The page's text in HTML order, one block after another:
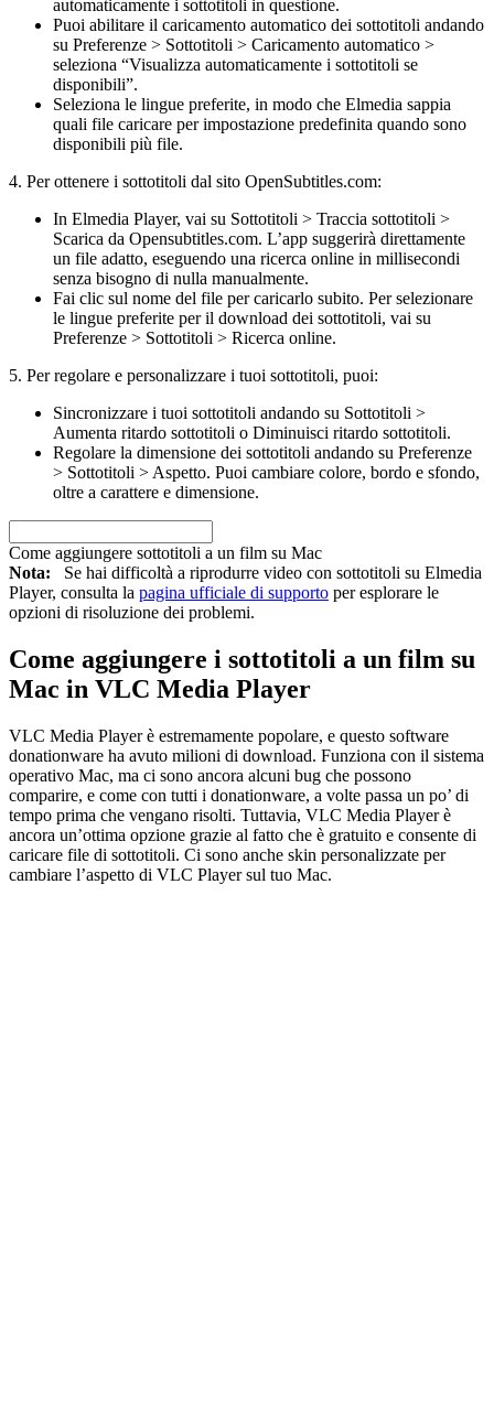
automaticamente i sottotitoli in questione.
Puoi abilitare il caricamento automatico dei sottotitoli andando
su Preferenze > Sottotitoli > Caricamento automatico >
seleziona “Visualizza automaticamente i sottotitoli se
disponibili”.
Seleziona le lingue preferite, in modo che Elmedia sappia
quali file caricare per impostazione predefinita quando sono
disponibili più file.
4. Per ottenere i sottotitoli dal sito OpenSubtitles.com:
In Elmedia Player, vai su Sottotitoli > Traccia sottotitoli >
Scarica da Opensubtitles.com. L’app suggerirà direttamente
un file adatto, eseguendo una ricerca online in millisecondi
senza bisogno di nulla manualmente.
Fai clic sul nome del file per caricarlo subito. Per selezionare
le lingue preferite per il download dei sottotitoli, vai su
Preferenze > Sottotitoli > Ricerca online.
5. Per regolare e personalizzare i tuoi sottotitoli, puoi:
Sincronizzare i tuoi sottotitoli andando su Sottotitoli >
Aumenta ritardo sottotitoli o Diminuisci ritardo sottotitoli.
Regolare la dimensione dei sottotitoli andando su Preferenze
> Sottotitoli > Aspetto. Puoi cambiare colore, bordo e sfondo,
oltre a carattere e dimensione.
Come aggiungere sottotitoli a un film su Mac
Nota:
Se hai difficoltà a riprodurre video con sottotitoli su Elmedia
Player, consulta la pagina ufficiale di supporto per esplorare le
opzioni di risoluzione dei problemi.
Come aggiungere i sottotitoli a un film su
Mac in VLC Media Player
VLC Media Player è estremamente popolare, e questo software
donationware ha avuto milioni di download. Funziona con il sistema
operativo Mac, ma ci sono ancora alcuni bug che possono
comparire, e come con tutti i donationware, a volte passa un po’ di
tempo prima che vengano risolti. Tuttavia, VLC Media Player è
ancora un’ottima opzione grazie al fatto che è gratuito e consente di
caricare file di sottotitoli. Ci sono anche skin personalizzate per
cambiare l’aspetto di VLC Player sul tuo Mac.